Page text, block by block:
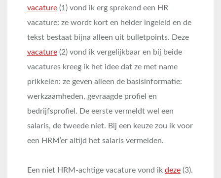
vacature (1) vond ik erg sprekend een HR
vacature: ze wordt kort en helder ingeleid en de
tekst bestaat bijna alleen uit bulletpoints. Deze
vacature (2) vond ik vergelijkbaar en bij beide
vacatures kreeg ik het idee dat ze met name
prikkelen: ze geven alleen de basisinformatie:
werkzaamheden, gevraagde profiel en
bedrijfsprofiel. De eerste vermeldt wel een
salaris, de tweede niet. Bij een keuze zou ik voor
een HRM’er altijd het salaris vermelden.
Een niet HRM-achtige vacature vond ik deze (3).